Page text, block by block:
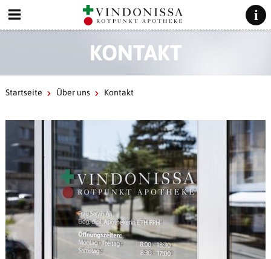
KONTAKT
Startseite Über uns Kontakt